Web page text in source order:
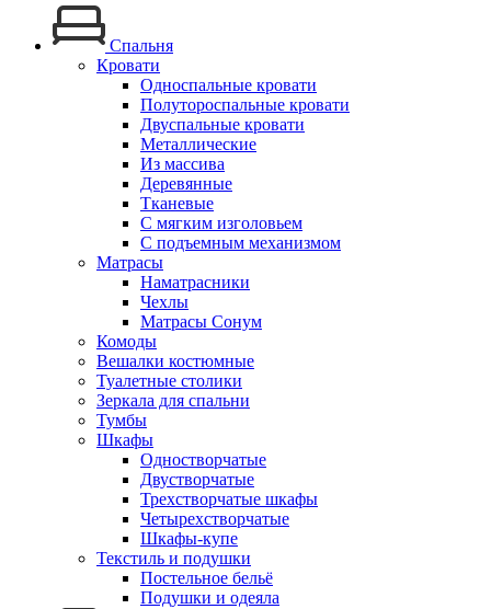
Спальня
Кровати
Односпальные кровати
Полутороспальные кровати
Двуспальные кровати
Металлические
Из массива
Деревянные
Тканевые
С мягким изголовьем
С подъемным механизмом
Матрасы
Наматрасники
Чехлы
Матрасы Сонум
Комоды
Вешалки костюмные
Туалетные столики
Зеркала для спальни
Тумбы
Шкафы
Одностворчатые
Двустворчатые
Трехстворчатые шкафы
Четырехстворчатые
Шкафы-купе
Текстиль и подушки
Постельное бельё
Подушки и одеяла